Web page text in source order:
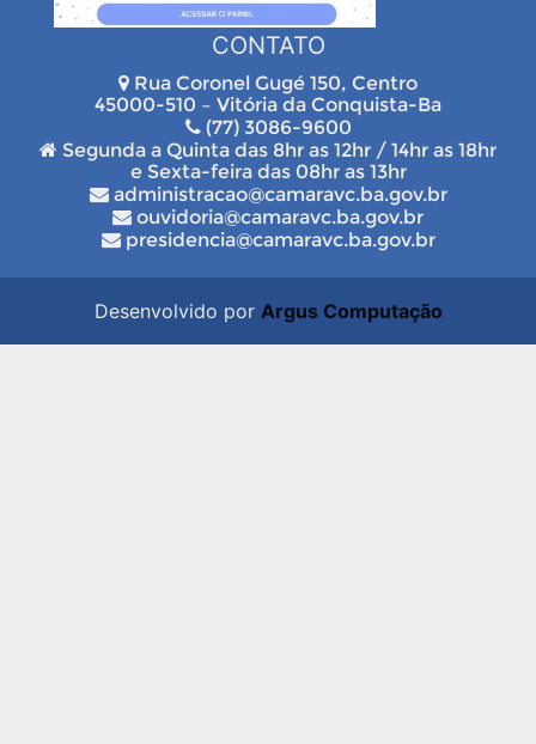
CONTATO
Rua Coronel Gugé 150, Centro
45000-510 – Vitória da Conquista-Ba
(77) 3086-9600
Segunda a Quinta das 8hr as 12hr / 14hr as 18hr
e Sexta-feira das 08hr as 13hr
administracao@camaravc.ba.gov.br
ouvidoria@camaravc.ba.gov.br
presidencia@camaravc.ba.gov.br
Desenvolvido por Argus Computação